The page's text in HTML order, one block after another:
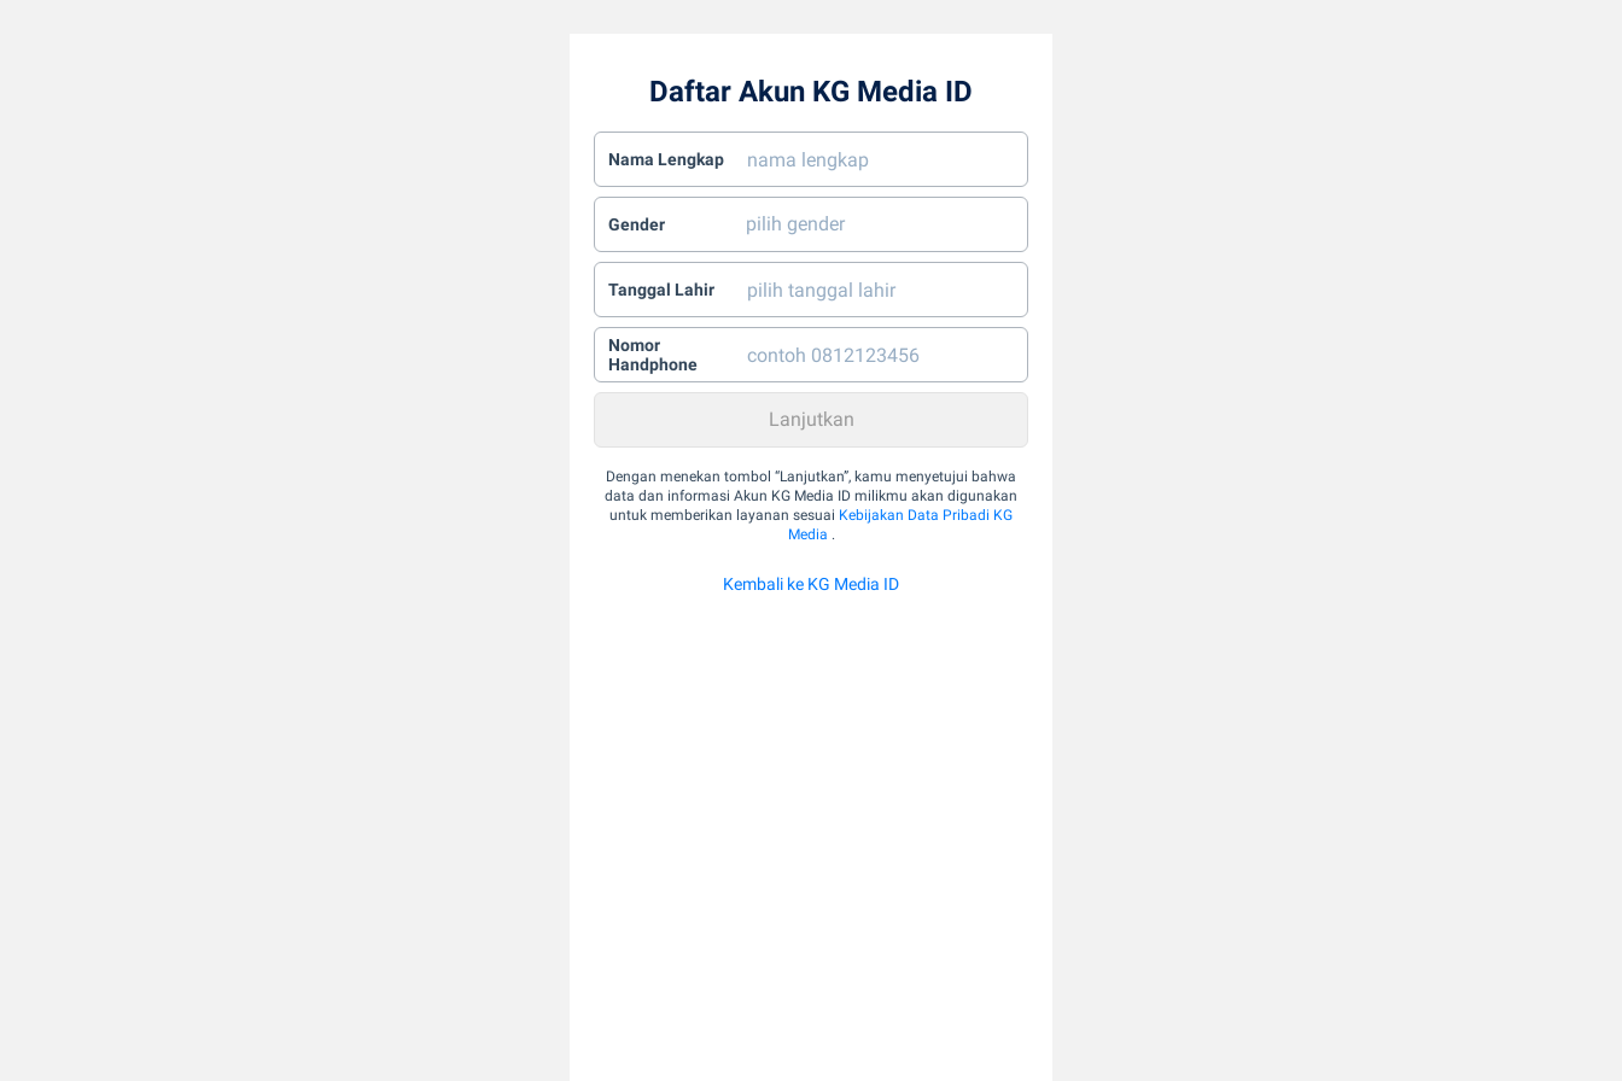
Daftar Akun KG Media ID
Nama Lengkap
Gender
Tanggal Lahir
Nomor
Handphone
Dengan menekan tombol “Lanjutkan”, kamu menyetujui bahwa
data dan informasi Akun KG Media ID milikmu akan digunakan
untuk memberikan layanan sesuai Kebijakan Data Pribadi KG
Media .
Kembali ke KG Media ID